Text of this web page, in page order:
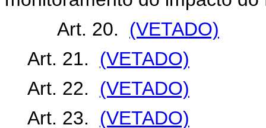
Art. 20. (VETADO)
Art. 21. (VETADO)
Art. 22. (VETADO)
Art. 23. (VETADO)